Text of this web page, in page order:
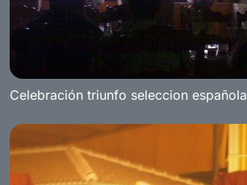
Celebración triunfo seleccion española